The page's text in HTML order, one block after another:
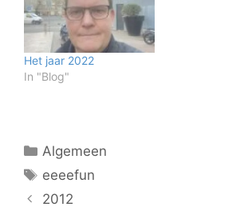
Het jaar 2022
In "Blog"
Categorieën
Algemeen
Tags
eeeefun
2012